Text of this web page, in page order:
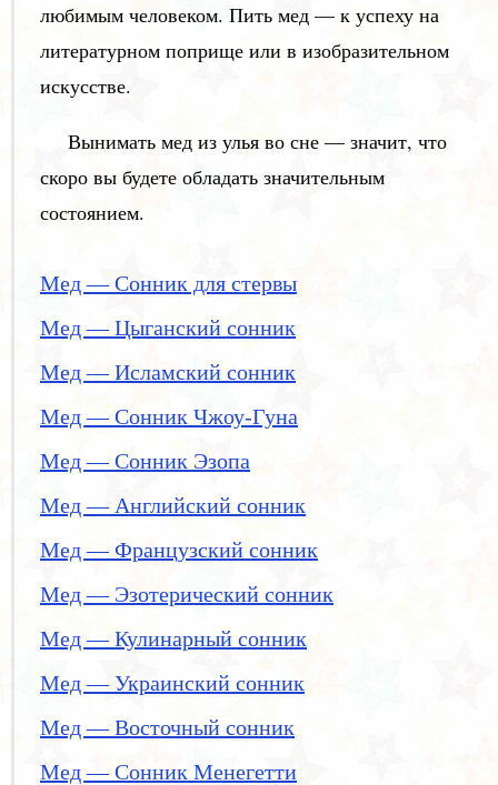
любимым человеком. Пить мед — к успеху на
литературном поприще или в изобразительном
искусстве.
Вынимать мед из улья во сне — значит, что
скоро вы будете обладать значительным
состоянием.
Мед — Сонник для стервы
Мед — Цыганский сонник
Мед — Исламский сонник
Мед — Сонник Чжоу-Гуна
Мед — Сонник Эзопа
Мед — Английский сонник
Мед — Французский сонник
Мед — Эзотерический сонник
Мед — Кулинарный сонник
Мед — Украинский сонник
Мед — Восточный сонник
Мед — Сонник Менегетти